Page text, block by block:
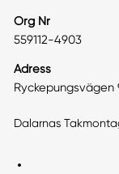
Org Nr
559112-4903
Adress
Ryckepungsvägen
Dalarnas